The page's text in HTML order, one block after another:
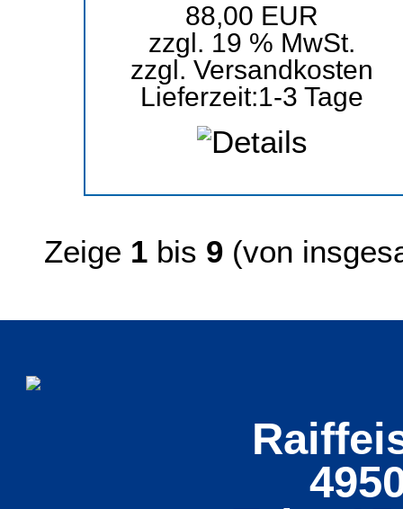
88,00 EUR
zzgl. 19 % MwSt.
zzgl.Versandkosten
Lieferzeit:1-3 Tage
Zeige 1 bis 9 (von